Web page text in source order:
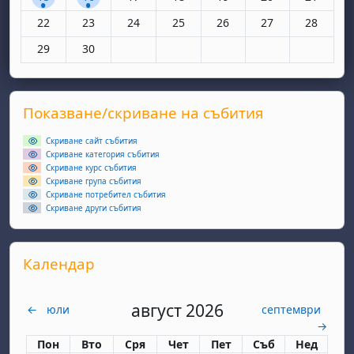
Няма събития, понеделник, 22 юни
22 Няма събития, вторник, 23 юни
23 Няма събития, сряда, 24 юни
24 Няма събития, четвъртък, 25 юни
25 Няма събития, петък, 26
26 Няма събития,
27 Няма
28
Няма събития, понеделник, 29 юни
29 Няма събития, вторник, 30 юни
30
Supplementary blocks
Прескочи Показване/скриване на събития
Показване/скриване на събития
Скриване сайт събития
Скриване категория събития
Скриване курс събития
Скриване група събития
Скриване потребител събития
Скриване други събития
Прескочи Календар
Календар
← юли август 2026
септември
→
Понеделник
Пон вторник
Вто сряда
Сря четвъртък
Чет петък
Пет събота
Съб неделя
Нед